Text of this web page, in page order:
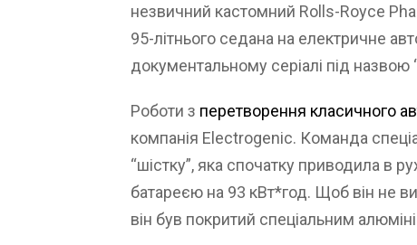
незвичний кастомний Rolls-Royce
95-літнього седана на електричне
документальному серіалі під назвою
Роботи з перетворення класичного
компанія Electrogenic. Команда
“шістку”, яка спочатку приводила в
батареєю на 93 кВт*год. Щоб він не
він був покритий спеціальним